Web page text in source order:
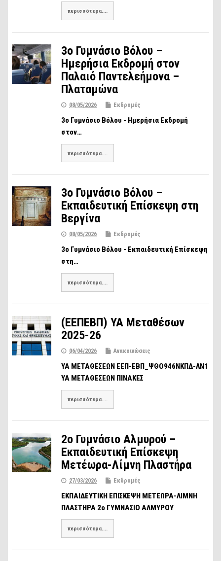
περισσότερα....
3ο Γυμνάσιο Βόλου –
Ημερήσια Εκδρομή στον
Παλαιό Παντελεήμονα –
Πλαταμώνα
08/05/2026 Εκδρομές
3ο Γυμνάσιο Βόλου - Ημερήσια Εκδρομή
στον…
περισσότερα....
3ο Γυμνάσιο Βόλου –
Εκπαιδευτική Επίσκεψη στη
Βεργίνα
08/05/2026 Εκδρομές
3ο Γυμνάσιο Βόλου - Εκπαιδευτική Επίσκεψη
στη…
περισσότερα....
(ΕΕΠΕΒΠ) ΥΑ Μεταθέσων
2025-26
06/04/2026 Ανακοινώσεις
ΥΑ ΜΕΤΑΘΕΣΕΩΝ ΕΕΠ-ΕΒΠ_ΨΘΟ946ΝΚΠΔ-ΛΝ1
ΥΑ ΜΕΤΑΘΕΣΕΩΝ ΠΙΝΑΚΕΣ
περισσότερα....
2ο Γυμνάσιο Αλμυρού –
Εκπαιδευτική Επίσκεψη
Μετέωρα-Λίμνη Πλαστήρα
27/03/2026 Εκδρομές
ΕΚΠΑΙΔΕΥΤΙΚΗ ΕΠΙΣΚΕΨΗ ΜΕΤΕΩΡΑ-ΛΙΜΝΗ
ΠΛΑΣΤΗΡΑ 2ο ΓΥΜΝΑΣΙΟ ΑΛΜΥΡΟΥ
περισσότερα....